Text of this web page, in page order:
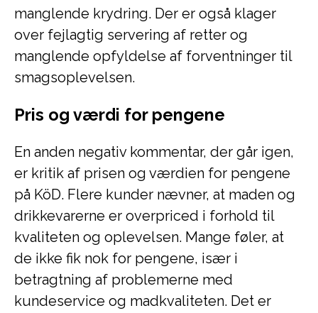
manglende krydring. Der er også klager
over fejlagtig servering af retter og
manglende opfyldelse af forventninger til
smagsoplevelsen.
Pris og værdi for pengene
En anden negativ kommentar, der går igen,
er kritik af prisen og værdien for pengene
på KöD. Flere kunder nævner, at maden og
drikkevarerne er overpriced i forhold til
kvaliteten og oplevelsen. Mange føler, at
de ikke fik nok for pengene, især i
betragtning af problemerne med
kundeservice og madkvaliteten. Det er